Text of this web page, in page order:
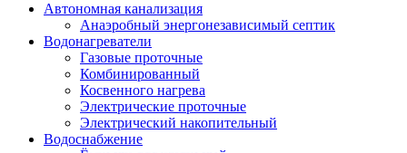
Автономная канализация
Анаэробный энергонезависимый септик
Водонагреватели
Газовые проточные
Комбинированный
Косвенного нагрева
Электрические проточные
Электрический накопительный
Водоснабжение